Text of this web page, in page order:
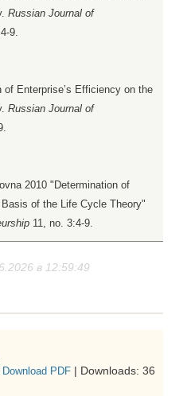
Russian Journal of
9.
Enterprise’s Efficiency on the
Russian Journal of
2010 "Determination of
of the Life Cycle Theory"
11, no. 3:4-9.
в 12:59:49
Download PDF | Downloads: 36